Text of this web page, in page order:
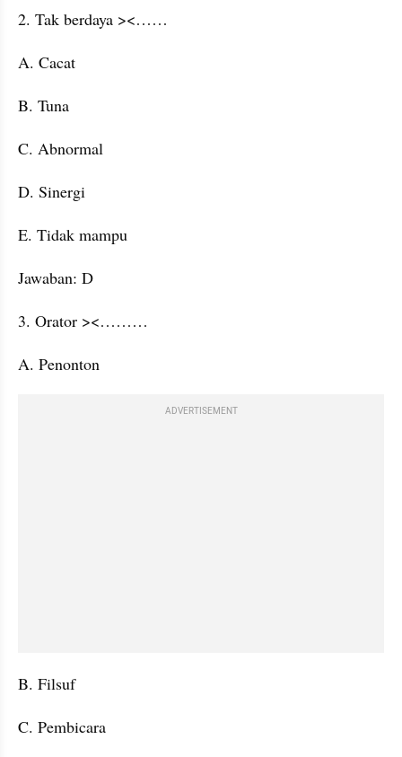
2. Tak berdaya ><……
A. Cacat
B. Tuna
C. Abnormal
D. Sinergi
E. Tidak mampu
Jawaban: D
3. Orator ><………
A. Penonton
ADVERTISEMENT
B. Filsuf
C. Pembicara